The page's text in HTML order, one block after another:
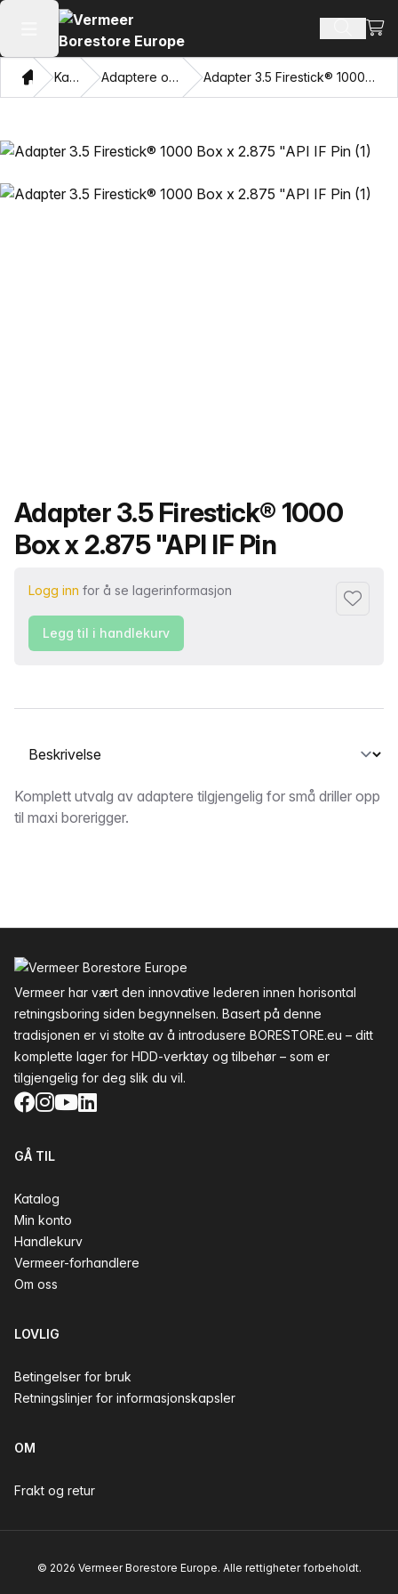
Åpne hovedmenyen SøkVis
HjemKatalog Adaptere og trekkøyne Adapter 3.5 Firestick® 1000 Box x 2.875 "API IF Pin
Produktnavn
Adapter 3.5 Firestick® 1000
Box x 2.875 "API IF Pin
Logg inn for å se lagerinformasjon
Legg til
Legg til i handlekurv
Velg en fane
Beskrivelse
Komplett utvalg av adaptere tilgjengelig for små driller opp
til maxi borerigger.
Vermeer har vært den innovative lederen innen horisontal
retningsboring siden begynnelsen. Basert på denne
tradisjonen er vi stolte av å introdusere BORESTORE.eu – ditt
komplette lager for HDD-verktøy og tilbehør – som er
tilgjengelig for deg slik du vil.
Facebook
Instagram
YouTube
LinkedIn
GÅ TIL
Katalog
Min konto
Handlekurv
Vermeer-forhandlere
Om oss
LOVLIG
Betingelser for bruk
Retningslinjer for informasjonskapsler
OM
Frakt og retur
© 2026 Vermeer Borestore Europe. Alle rettigheter forbeholdt.